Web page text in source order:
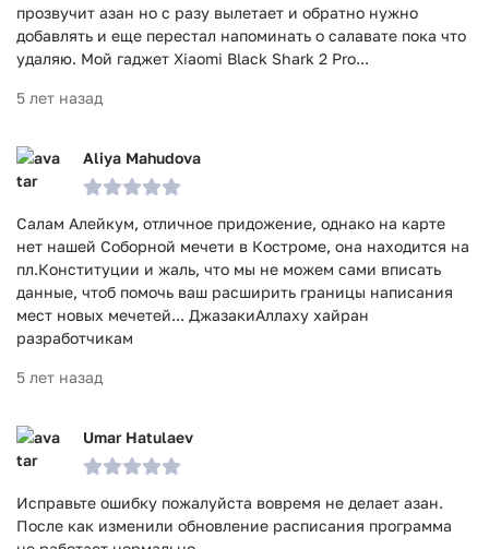
прозвучит азан но с разу вылетает и обратно нужно
добавлять и еще перестал напоминать о салавате пока что
удаляю. Мой гаджет Xiaomi Black Shark 2 Pro...
5 лет назад
Aliya Mahudova
Салам Алейкум, отличное придожение, однако на карте
нет нашей Соборной мечети в Костроме, она находится на
пл.Конституции и жаль, что мы не можем сами вписать
данные, чтоб помочь ваш расширить границы написания
мест новых мечетей... ДжазакиАллаху хайран
разработчикам
5 лет назад
Umar Hatulaev
Исправьте ошибку пожалуйста вовремя не делает азан.
После как изменили обновление расписания программа